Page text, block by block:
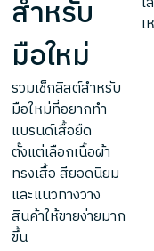
สำหรับ
มือใหม่
รวมเช็กลิสต์สำหรับ
มือใหม่ที่อยากทำ
แบรนด์เสื้อยืด
ตั้งแต่เลือกเนื้อผ้า
ทรงเสื้อ สียอดนิยม
และแนวทางวาง
สินค้าให้ขายง่ายมาก
ขึ้น